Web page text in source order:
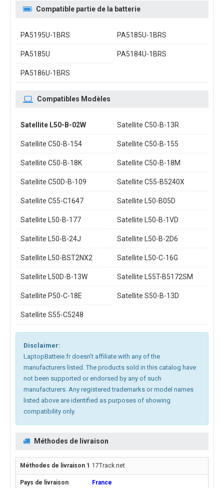
Compatible partie de la batterie
PA5195U-1BRS PA5185U-1BRS
PA5185U PA5184U-1BRS
PA5186U-1BRS
Compatibles Modèles
Satellite L50-B-02W Satellite C50-B-13R
Satellite C50-B-154 Satellite C50-B-155
Satellite C50-B-18K Satellite C50-B-18M
Satellite C50D-B-109 Satellite C55-B5240X
Satellite C55-C1647 Satellite L50-B05D
Satellite L50-B-177 Satellite L50-B-1VD
Satellite L50-B-24J Satellite L50-B-2D6
Satellite L50-BST2NX2 Satellite L50-C-16G
Satellite L50D-B-13W Satellite L55T-B5172SM
Satellite P50-C-18E Satellite S50-B-13D
Satellite S55-C5248
Disclaimer:
LaptopBatteie.fr doesn't affiliate with any of the
manufacturers listed. The products sold in this catalog have
not been supported or endorsed by any of such
manufacturers. Any registered trademarks or model names
listed above are identified as purposes of showing
compatibility only.
Méthodes de livraison
17Track.net
France